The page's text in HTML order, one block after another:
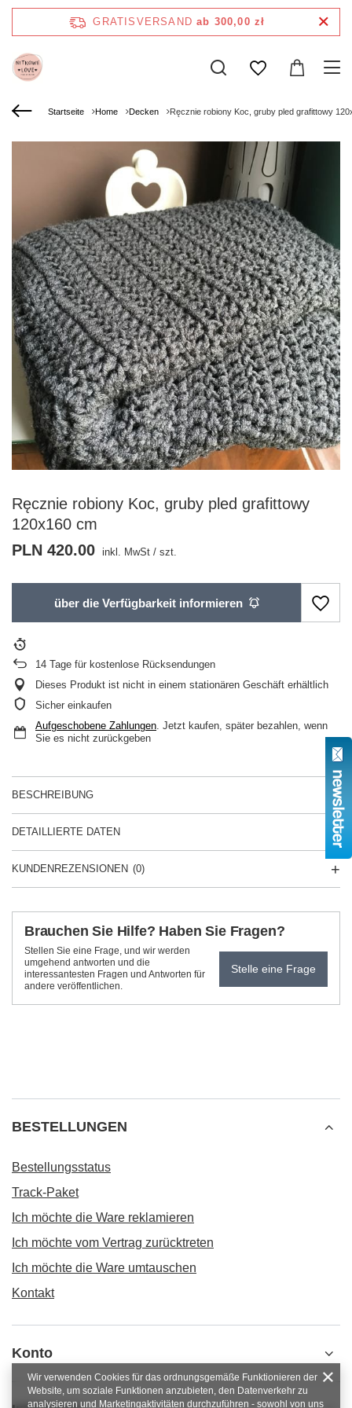
GRATISVERSAND ab 300,00 zł
Startseite Home Decken Ręcznie robiony Koc, gruby pled grafittowy
Ręcznie robiony Koc, gruby pled grafittowy
120x160 cm
PLN 420.00 inkl. MwSt / szt.
über die Verfügbarkeit informieren
14 Tage für kostenlose Rücksendungen
Dieses Produkt ist nicht in einem stationären Geschäft erhältlich
Sicher einkaufen
Aufgeschobene Zahlungen. Jetzt kaufen, später bezahlen, wenn
Sie es nicht zurückgeben
BESCHREIBUNG
DETAILLIERTE DATEN
KUNDENREZENSIONEN (0)
Brauchen Sie Hilfe? Haben Sie Fragen?
Stellen Sie eine Frage, und wir werden
umgehend antworten und die
interessantesten Fragen und Antworten für
andere veröffentlichen.
Stelle eine Frage
BESTELLUNGEN
Bestellungsstatus
Track-Paket
Ich möchte die Ware reklamieren
Ich möchte vom Vertrag zurücktreten
Ich möchte die Ware umtauschen
Kontakt
Konto
Wir verwenden Cookies für das ordnungsgemäße Funktionieren der
Website, um soziale Funktionen anzubieten, den Datenverkehr zu
analysieren und Marketingaktivitäten durchzuführen - sowohl von uns